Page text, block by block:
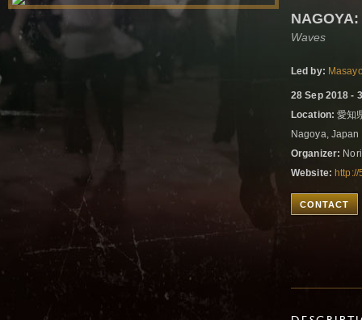
NAGOYA:
Waves
Led by:
28 Sep 2018 -
Location: 愛知
Nagoya, Japan
Organizer:
Website:
CONTACT